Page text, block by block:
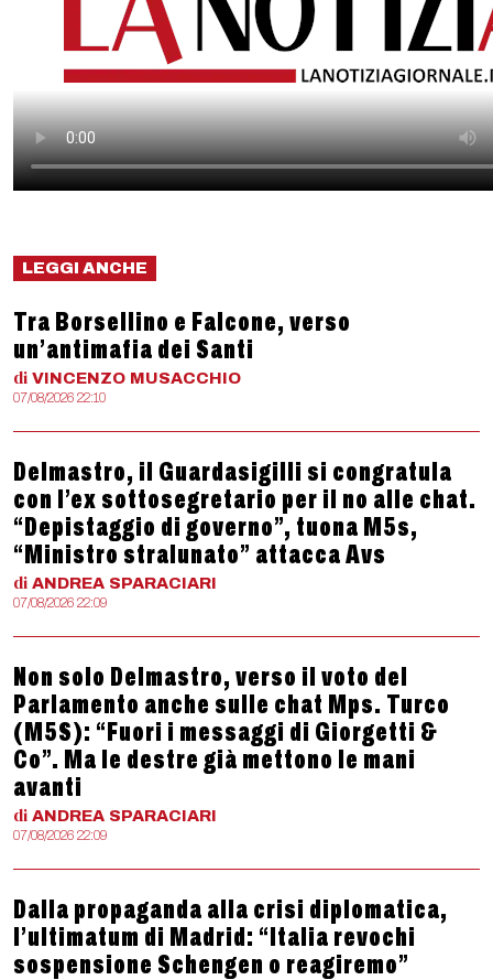
LEGGI ANCHE
Tra Borsellino e Falcone, verso
un’antimafia dei Santi
di VINCENZO MUSACCHIO
07/08/2026 22:10
Delmastro, il Guardasigilli si congratula
con l’ex sottosegretario per il no alle chat.
“Depistaggio di governo”, tuona M5s,
“Ministro stralunato” attacca Avs
di ANDREA SPARACIARI
07/08/2026 22:09
Non solo Delmastro, verso il voto del
Parlamento anche sulle chat Mps. Turco
(M5S): “Fuori i messaggi di Giorgetti &
Co”. Ma le destre già mettono le mani
avanti
di ANDREA SPARACIARI
07/08/2026 22:09
Dalla propaganda alla crisi diplomatica,
l’ultimatum di Madrid: “Italia revochi
sospensione Schengen o reagiremo”